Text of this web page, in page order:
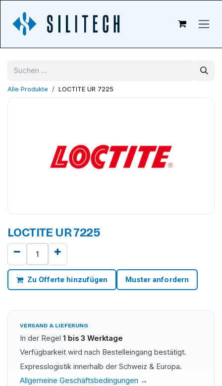
Alle Produkte LOCTITE UR 7225
LOCTITE UR 7225
Zu Offerte hinzufügen Muster anfordern
VERSAND & LIEFERUNG
In der Regel 1 bis 3 Werktage
Verfügbarkeit wird nach Bestelleingang bestätigt.
Expresslogistik innerhalb der Schweiz & Europa.
Allgemeine Geschäftsbedingungen →